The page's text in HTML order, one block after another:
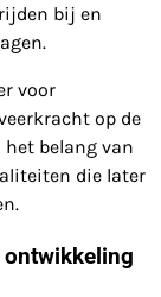
bij en
voor
op de
het belang van
die later